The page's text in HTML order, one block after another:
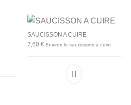
SAUCISSON A CUIRE
7,60 € Environ le saucissons à cuire